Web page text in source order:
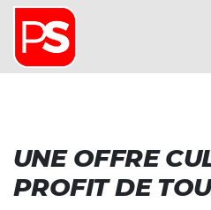
UNE OFFRE
PROFIT DE